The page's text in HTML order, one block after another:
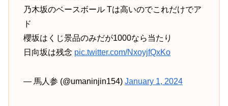
乃木坂のベースボール Tは高いのでこれだけでア
ド
櫻坂はくじ景品のみだが1000なら当たり
日向坂は残念 pic.twitter.com/NxoyjfQxKo
— 馬人参 (@umaninjin154) January 1, 2024